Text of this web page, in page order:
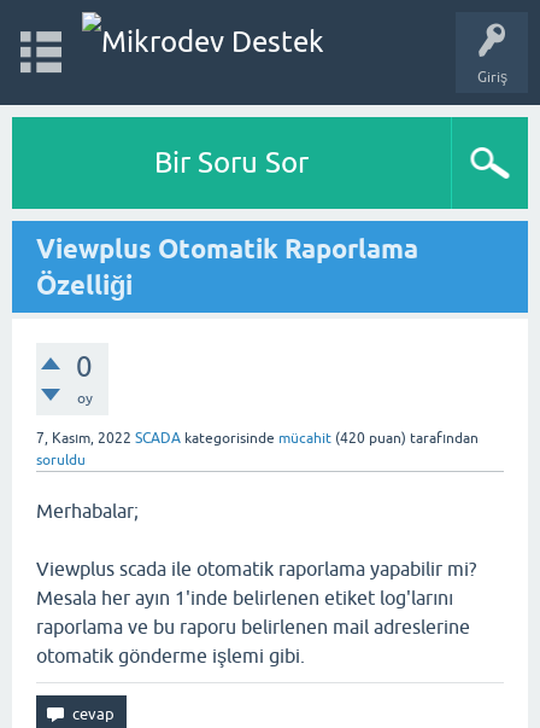
Giriş
Bir Soru Sor
Viewplus Otomatik Raporlama
Özelliği
0
oy
7, Kasım, 2022 SCADA kategorisinde mücahit (420 puan) tarafından
soruldu
Merhabalar;
Viewplus scada ile otomatik raporlama yapabilir mi?
Mesala her ayın 1'inde belirlenen etiket log'larını
raporlama ve bu raporu belirlenen mail adreslerine
otomatik gönderme işlemi gibi.